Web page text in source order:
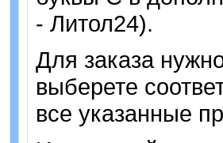
- Литол24).
Для заказа
выберете
все указанные